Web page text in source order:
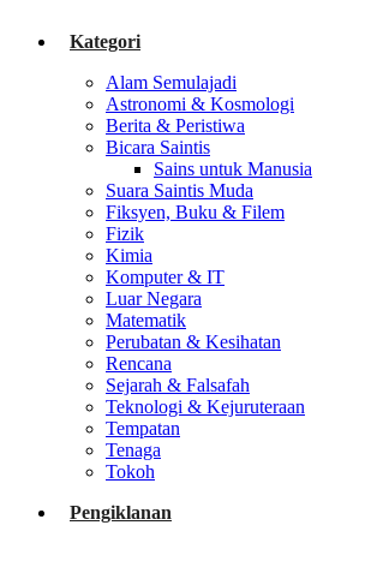
Kategori
Alam Semulajadi
Astronomi & Kosmologi
Berita & Peristiwa
Bicara Saintis
Sains untuk Manusia
Suara Saintis Muda
Fiksyen, Buku & Filem
Fizik
Kimia
Komputer & IT
Luar Negara
Matematik
Perubatan & Kesihatan
Rencana
Sejarah & Falsafah
Teknologi & Kejuruteraan
Tempatan
Tenaga
Tokoh
Pengiklanan